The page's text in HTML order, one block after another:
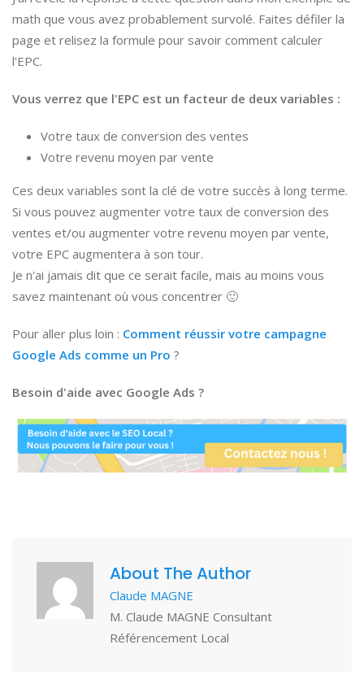
math que vous avez probablement survolé. Faites défiler la
page et relisez la formule pour savoir comment calculer
l'EPC.
Vous verrez que l'EPC est un facteur de deux variables :
Votre taux de conversion des ventes
Votre revenu moyen par vente
Ces deux variables sont la clé de votre succès à long terme.
Si vous pouvez augmenter votre taux de conversion des
ventes et/ou augmenter votre revenu moyen par vente,
votre EPC augmentera à son tour.
Je n'ai jamais dit que ce serait facile, mais au moins vous
savez maintenant où vous concentrer 🙂
Pour aller plus loin : Comment réussir votre campagne
Google Ads comme un Pro ?
Besoin d'aide avec Google Ads ?
About The Author
Claude MAGNE
M. Claude MAGNE Consultant
Référencement Local